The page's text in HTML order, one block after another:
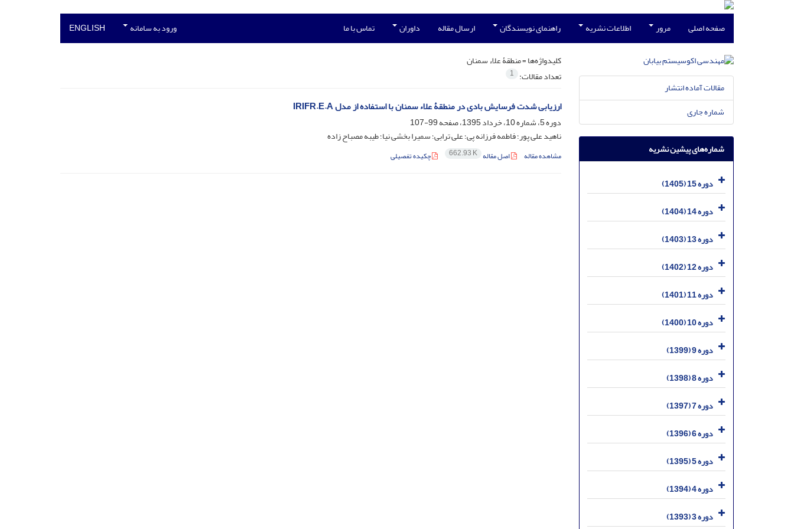
صفحه اصلی مرور اطلاعات نشریه راهنمای نویسندگان ارسال مقاله داوران تماس با ما ورود به سامانه ENGLISH
کلیدواژه‌ها =منطقۀ علاء سمنان
تعداد مقالات: 1
ارزیابی شدت فرسایش بادی در منطقۀ علاء سمنان با استفاده از مدل IRIFR.E.A
دوره 5، شماره 10، خرداد 1395، صفحه
99-107
ناهید علی پور؛ فاطمه فرزانه پی؛ علی ترابی؛ سمیرا بخشی نیا؛ طیبه مصباح زاده
مشاهده مقاله اصل مقاله 662.93 K چکیده تفصیلی
مقالات آماده انتشار
شماره جاری
شماره‌های پیشین نشریه
دوره 15 (1405)
دوره 14 (1404)
دوره 13 (1403)
دوره 12 (1402)
دوره 11 (1401)
دوره 10 (1400)
دوره 9 (1399)
دوره 8 (1398)
دوره 7 (1397)
دوره 6 (1396)
دوره 5 (1395)
دوره 4 (1394)
دوره 3 (1393)